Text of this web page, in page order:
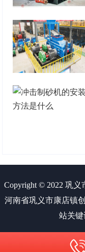
Copyright © 2022 巩
河南省巩义市康店镇
站关键